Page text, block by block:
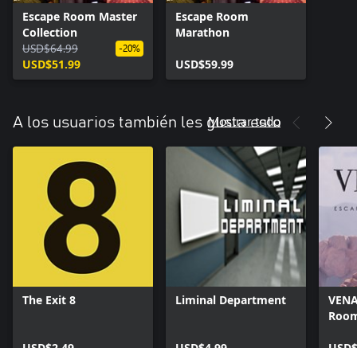
Escape Room Master
Collection
USD$64.99
USD$51.99
-20%
Escape Room
Marathon
USD$59.99
A los usuarios también les gusta esto
Mostrar todo
The Exit 8 Liminal Department